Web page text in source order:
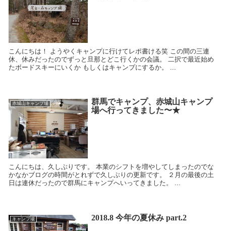
こんにちは！ ようやくキャンプに行けてレポ書ける笑 この間の三連
休、休みだったのでずっと旦那とどこ行くかの会議。 二択で最近始め
たボードスキーにいくか もしくはキャンプにするか。 ...
赤城山キャンプ場
群馬でキャンプ、赤城山キャンプ
場へ行ってきました〜★
こんにちは、久しぶりです。 本業のシフトを増やしてしまったのでな
かなかブログの時間がとれずで久しぶりの更新です。 ２月の最後の土
日は連休だったので群馬にキャンプへいってきました。 ...
キャンプ場 2018.8 今年の夏休み part.2